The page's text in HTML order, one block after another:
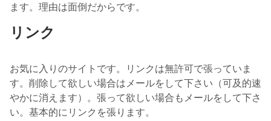
ます。理由は面倒だからです。
リンク
お気に入りのサイトです。リンクは無許可で張っていま
す。削除して欲しい場合はメールをして下さい（可及的速
やかに消えます）。張って欲しい場合もメールをして下さ
い。基本的にリンクを張ります。